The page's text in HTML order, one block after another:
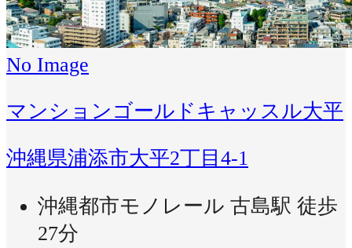
No Image
マンションゴールドキャッスル大平
沖縄県浦添市大平2丁目4-1
沖縄都市モノレール 古島駅 徒歩
27分